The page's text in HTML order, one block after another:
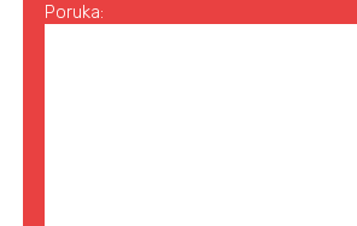
Poruka: